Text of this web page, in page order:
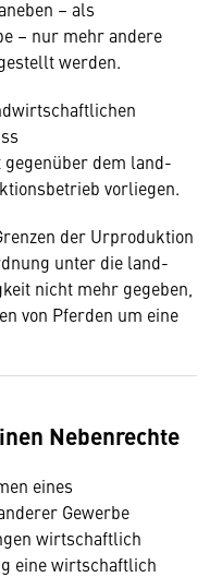
– als
– nur mehr andere
werden.
dem land-
vorliegen.
der Urproduktion
unter die land-
nicht mehr gegeben,
von Pferden um eine
Nebenrechte
eines
Gewerbe
wirtschaftlich
eine wirtschaftlich